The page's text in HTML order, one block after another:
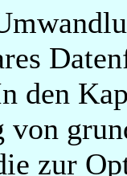
den
zur